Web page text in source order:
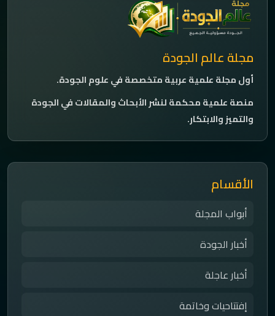
مجلة عالم الجودة
أول مجلة علمية عربية متخصصة في علوم الجودة.
منصة علمية محكمة لنشر الأبحاث والمقالات في الجودة
والتميز والابتكار.
الأقسام
أبواب المجلة
أخبار الجودة
أخبار عاجلة
إفتتاحيات وخاتمة